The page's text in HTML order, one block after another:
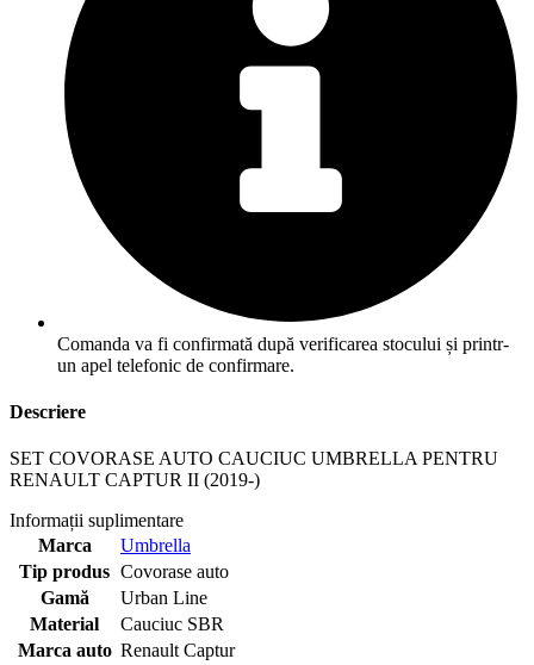
Comanda va fi confirmată după verificarea stocului și printr-
un apel telefonic de confirmare.
Descriere
SET COVORASE AUTO CAUCIUC UMBRELLA PENTRU
RENAULT CAPTUR II (2019-)
Informații suplimentare
Marca
Umbrella
Tip produs Covorase auto
Gamă
Urban Line
Material
Cauciuc SBR
Marca auto Renault Captur